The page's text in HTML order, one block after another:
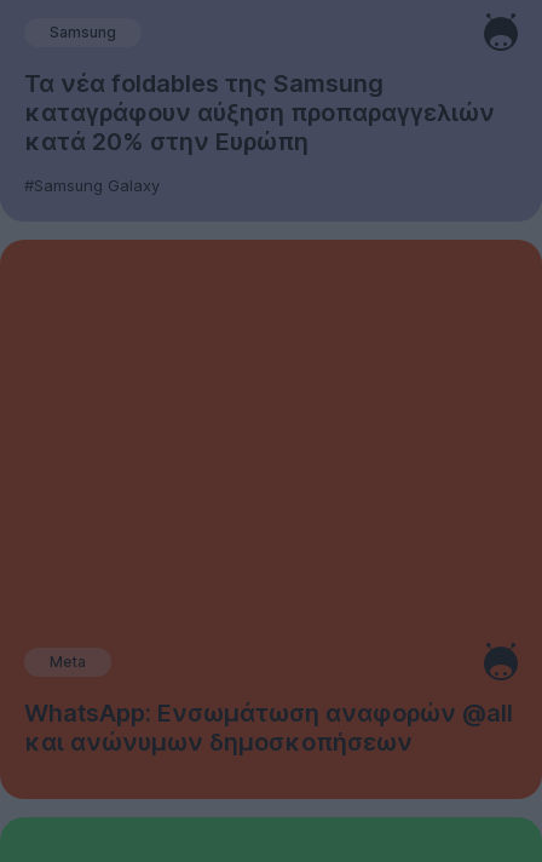
Samsung
Τα νέα foldables της Samsung
καταγράφουν αύξηση προπαραγγελιών
κατά 20% στην Ευρώπη
#Samsung Galaxy
Meta
WhatsApp: Ενσωμάτωση αναφορών @all
και ανώνυμων δημοσκοπήσεων